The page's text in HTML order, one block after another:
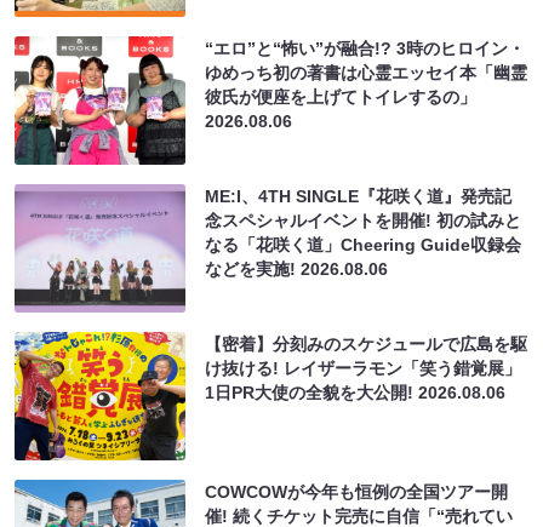
“エロ”と“怖い”が融合!? 3時のヒロイン・
ゆめっち初の著書は心霊エッセイ本「幽霊
彼氏が便座を上げてトイレするの」
2026.08.06
ME:I、4TH SINGLE『花咲く道』発売記
念スペシャルイベントを開催! 初の試みと
なる「花咲く道」Cheering Guide収録会
などを実施!2026.08.06
【密着】分刻みのスケジュールで広島を駆
け抜ける! レイザーラモン「笑う錯覚展」
1日PR大使の全貌を大公開!2026.08.06
COWCOWが今年も恒例の全国ツアー開
催! 続くチケット完売に自信「“売れてい